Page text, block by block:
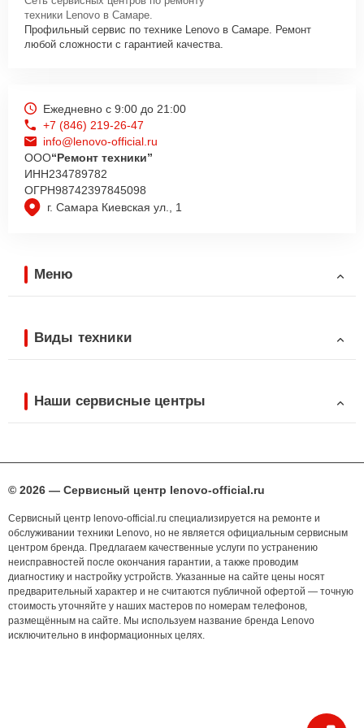
техники Lenovo в Самаре.
Профильный сервис по технике Lenovo в Самаре. Ремонт
любой сложности с гарантией качества.
г. Самара Киевская ул., 1
Ежедневно с 9:00 до 21:00
+7 (846) 219-26-47
info@lenovo-official.ru
ООО“Ремонт техники”
ИНН234789782
ОГРН98742397845098
Меню
Виды техники
Наши сервисные центры
© 2026 — Сервисный центр lenovo-official.ru
Сервисный центр lenovo-official.ru специализируется на ремонте и
обслуживании техники Lenovo, но не является официальным сервисным
центром бренда. Предлагаем качественные услуги по устранению
неисправностей после окончания гарантии, а также проводим
диагностику и настройку устройств. Указанные на сайте цены носят
предварительный характер и не считаются публичной офертой — точную
стоимость уточняйте у наших мастеров по номерам телефонов,
размещённым на сайте. Мы используем название бренда Lenovo
исключительно в информационных целях.